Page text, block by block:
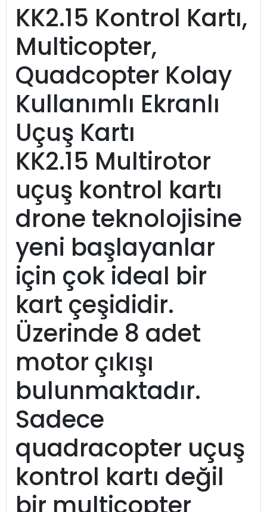
KK2.15 Kontrol Kartı,
Multicopter,
Quadcopter Kolay
Kullanımlı Ekranlı
Uçuş Kartı
KK2.15 Multirotor
uçuş kontrol kartı
drone teknolojisine
yeni başlayanlar
için çok ideal bir
kart çeşididir.
Üzerinde 8 adet
motor çıkışı
bulunmaktadır.
Sadece
quadracopter uçuş
kontrol kartı değil